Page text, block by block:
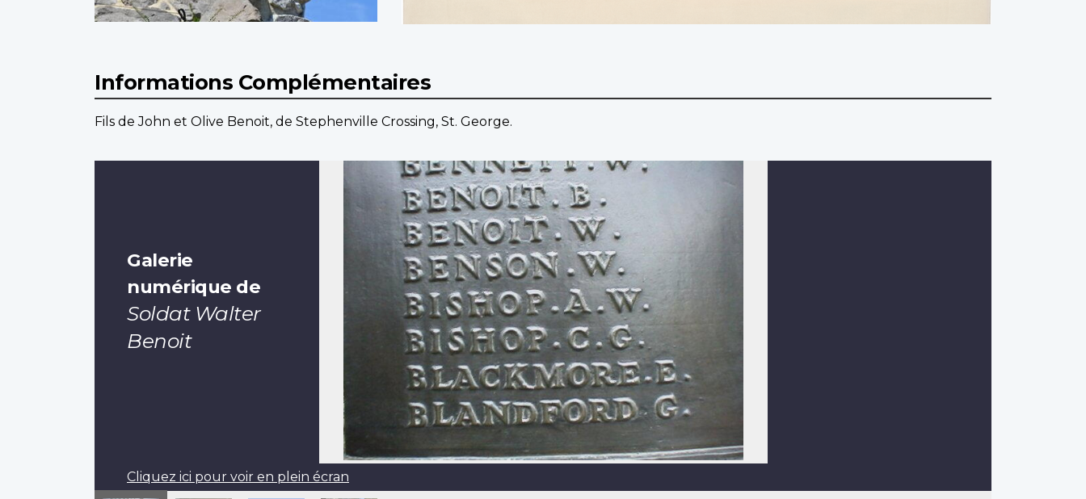
Informations Complémentaires
Fils de John et Olive Benoit, de Stephenville Crossing, St. George.
Galerie
numérique de
Soldat Walter
Benoit
Cliquez ici pour voir en plein écran